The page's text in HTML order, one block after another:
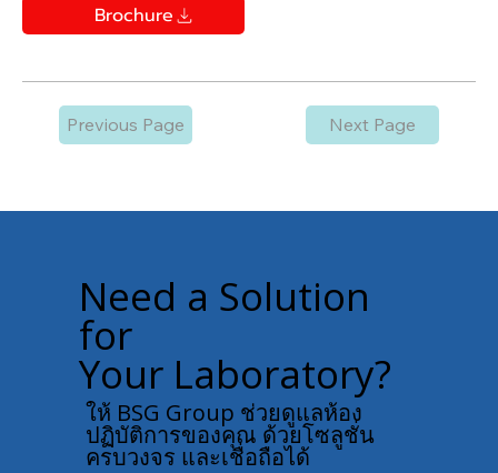
Brochure
Previous Page Next Page
Need a Solution
for
Your Laboratory?
ให้ BSG Group ช่วยดูแลห้อง
ปฏิบัติการของคุณ ด้วยโซลูชั่น
ครบวงจร และเชื่อถือได้